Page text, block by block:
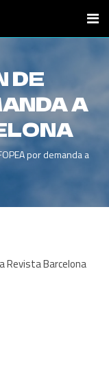
DE
A
por demanda a